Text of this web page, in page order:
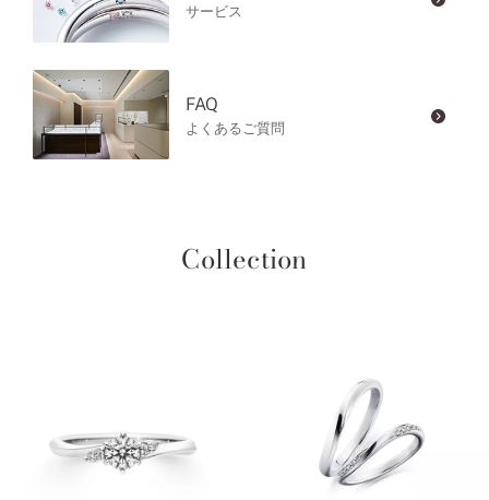
サービス
FAQ
よくあるご質問
Collection